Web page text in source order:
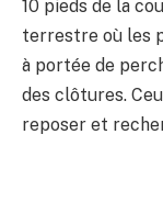
10 pieds de la
terrestre où les
à portée de
des clôtures.
reposer et